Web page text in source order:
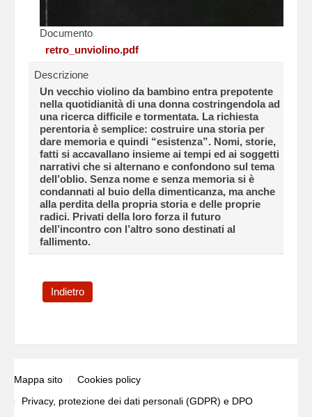
Documento
retro_unviolino.pdf
Descrizione
Un vecchio violino da bambino entra prepotente
nella quotidianità di una donna costringendola ad
una ricerca difficile e tormentata. La richiesta
perentoria è semplice: costruire una storia per
dare memoria e quindi “esistenza”. Nomi, storie,
fatti si accavallano insieme ai tempi ed ai soggetti
narrativi che si alternano e confondono sul tema
dell’oblio. Senza nome e senza memoria si è
condannati al buio della dimenticanza, ma anche
alla perdita della propria storia e delle proprie
radici. Privati della loro forza il futuro
dell’incontro con l’altro sono destinati al
fallimento.
Indietro
Mappa sito
Cookies policy
Privacy, protezione dei dati personali (GDPR) e DPO